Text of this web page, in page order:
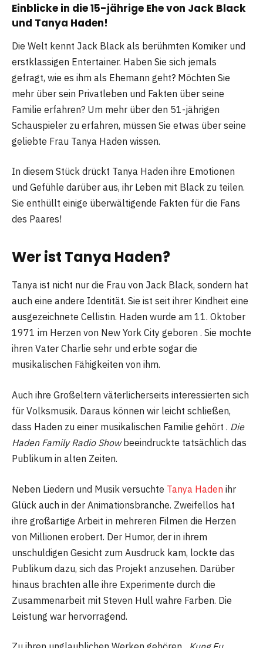
Einblicke in die 15-jährige Ehe von Jack Black
und Tanya Haden!
Die Welt kennt Jack Black als berühmten Komiker und
erstklassigen Entertainer. Haben Sie sich jemals
gefragt, wie es ihm als Ehemann geht? Möchten Sie
mehr über sein Privatleben und Fakten über seine
Familie erfahren? Um mehr über den 51-jährigen
Schauspieler zu erfahren, müssen Sie etwas über seine
geliebte Frau Tanya Haden wissen.
In diesem Stück drückt Tanya Haden ihre Emotionen
und Gefühle darüber aus, ihr Leben mit Black zu teilen.
Sie enthüllt einige überwältigende Fakten für die Fans
des Paares!
Wer ist Tanya Haden?
Tanya ist nicht nur die Frau von Jack Black, sondern hat
auch eine andere Identität. Sie ist seit ihrer Kindheit eine
ausgezeichnete Cellistin. Haden wurde am 11. Oktober
1971 im Herzen von New York City geboren . Sie mochte
ihren Vater Charlie sehr und erbte sogar die
musikalischen Fähigkeiten von ihm.
Auch ihre Großeltern väterlicherseits interessierten sich
für Volksmusik. Daraus können wir leicht schließen,
dass Haden zu einer musikalischen Familie gehört . Die
Haden Family Radio Showbeeindruckte tatsächlich das
Publikum in alten Zeiten.
Neben Liedern und Musik versuchte Tanya Haden ihr
Glück auch in der Animationsbranche. Zweifellos hat
ihre großartige Arbeit in mehreren Filmen die Herzen
von Millionen erobert. Der Humor, der in ihrem
unschuldigen Gesicht zum Ausdruck kam, lockte das
Publikum dazu, sich das Projekt anzusehen. Darüber
hinaus brachten alle ihre Experimente durch die
Zusammenarbeit mit Steven Hull wahre Farben. Die
Leistung war hervorragend.